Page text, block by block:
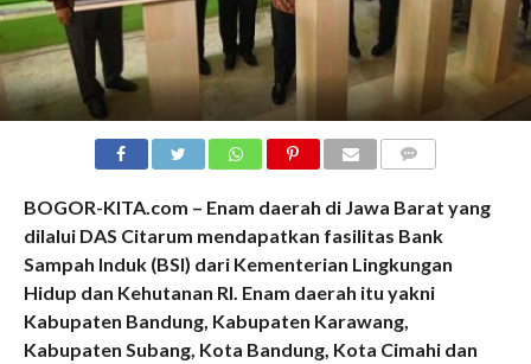
BOGOR-KITA.com – Enam daerah di Jawa Barat yang
dilalui DAS Citarum mendapatkan fasilitas Bank
Sampah Induk (BSI) dari Kementerian Lingkungan
Hidup dan Kehutanan RI. Enam daerah itu yakni
Kabupaten Bandung, Kabupaten Karawang,
Kabupaten Subang, Kota Bandung, Kota Cimahi dan